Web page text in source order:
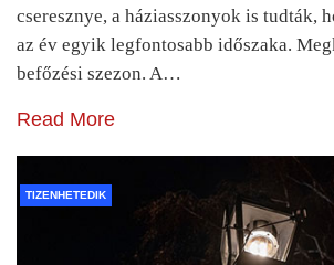
cseresznye, a háziasszonyok is tudták,
az év egyik legfontosabb időszaka.
befőzési szezon. A…
Read More
TIZENHETEDIK